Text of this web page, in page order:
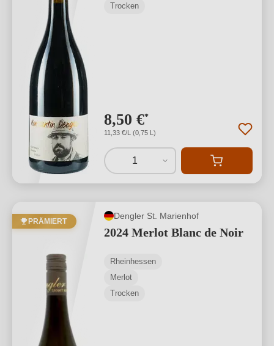
Trocken
8,50 €*
11,33 €/L (0,75 L)
1
PRÄMIERT
Dengler St. Marienhof
2024 Merlot Blanc de Noir
Rheinhessen
Merlot
Trocken